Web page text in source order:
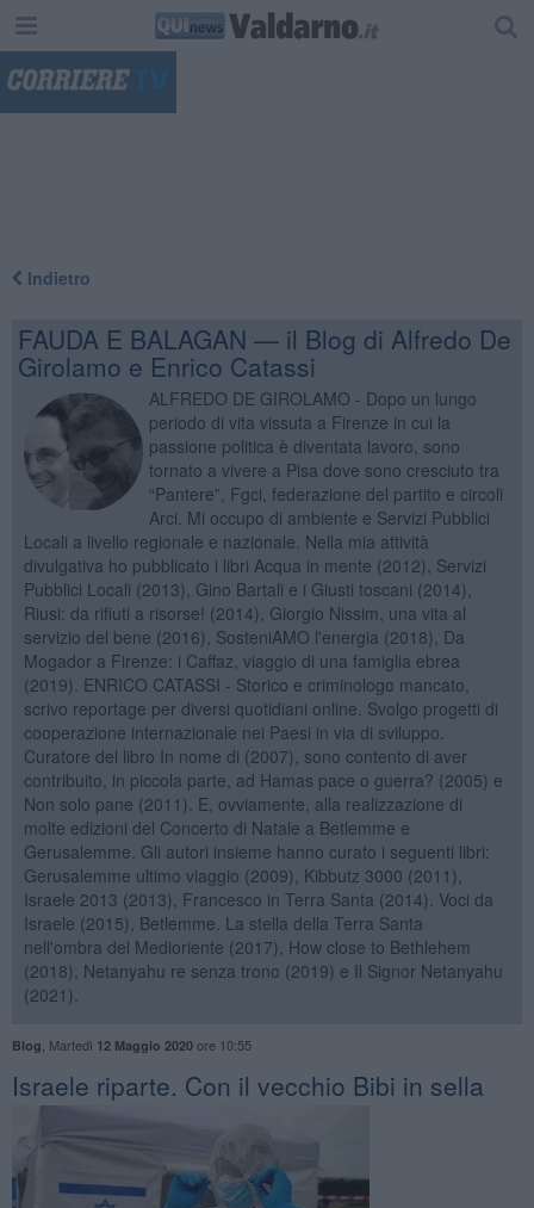
Indietro
FAUDA E BALAGAN — il Blog di Alfredo De
Girolamo e Enrico Catassi
ALFREDO DE GIROLAMO - Dopo un lungo
periodo di vita vissuta a Firenze in cui la
passione politica è diventata lavoro, sono
tornato a vivere a Pisa dove sono cresciuto tra
“Pantere”, Fgci, federazione del partito e circoli
Arci. Mi occupo di ambiente e Servizi Pubblici
Locali a livello regionale e nazionale. Nella mia attività
divulgativa ho pubblicato i libri Acqua in mente (2012), Servizi
Pubblici Locali (2013), Gino Bartali e i Giusti toscani (2014),
Riusi: da rifiuti a risorse! (2014), Giorgio Nissim, una vita al
servizio del bene (2016), SosteniAMO l'energia (2018), Da
Mogador a Firenze: i Caffaz, viaggio di una famiglia ebrea
(2019). ENRICO CATASSI - Storico e criminologo mancato,
scrivo reportage per diversi quotidiani online. Svolgo progetti di
cooperazione internazionale nei Paesi in via di sviluppo.
Curatore del libro In nome di (2007), sono contento di aver
contribuito, in piccola parte, ad Hamas pace o guerra? (2005) e
Non solo pane (2011). E, ovviamente, alla realizzazione di
molte edizioni del Concerto di Natale a Betlemme e
Gerusalemme. Gli autori insieme hanno curato i seguenti libri:
Gerusalemme ultimo viaggio (2009), Kibbutz 3000 (2011),
Israele 2013 (2013), Francesco in Terra Santa (2014). Voci da
Israele (2015), Betlemme. La stella della Terra Santa
nell'ombra del Medioriente (2017), How close to Bethlehem
(2018), Netanyahu re senza trono (2019) e Il Signor Netanyahu
(2021).
Blog Martedì 12 Maggio 2020ore 10:55
Israele riparte. Con il vecchio Bibi in sella